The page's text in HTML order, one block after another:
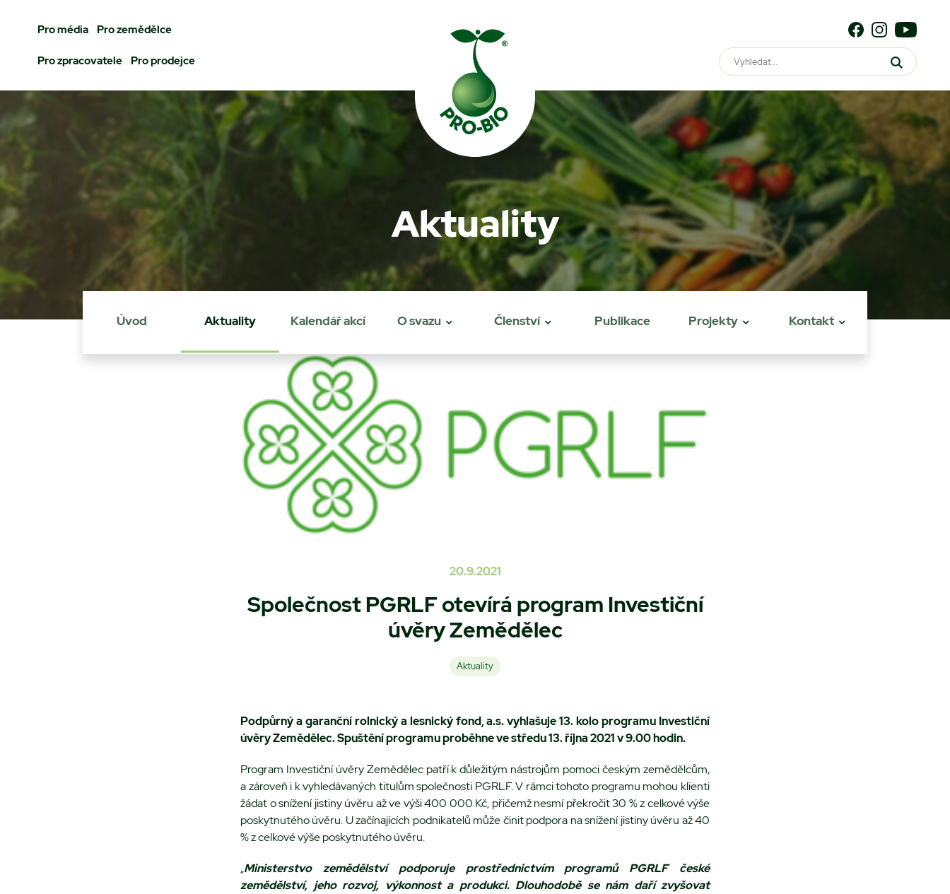
Prohledat PRO-BIO
Pro média Pro zemědělce
Pro zpracovatele Pro prodejce
Aktuality
Úvod Aktuality Kalendář akcí O svazu Členství Publikace Projekty Kontakt
20.9.2021
Společnost PGRLF otevírá program Investiční
úvěry Zemědělec
Aktuality
Podpůrný a garanční rolnický a lesnický fond, a.s. vyhlašuje 13. kolo programu Investiční
úvěry Zemědělec. Spuštění programu proběhneve středu 13. října 2021 v 9.00 hodin.
Program Investiční úvěry Zemědělec patří k důležitým nástrojům pomoci českým zemědělcům,
a zároveň i k vyhledávaných titulům společnosti PGRLF. V rámci tohoto programu mohou klienti
žádat o snížení jistiny úvěru až ve výši 400 000 Kč, přičemž nesmí překročit 30 % z celkové výše
poskytnutého úvěru. U začínajících podnikatelů může činit podpora na snížení jistiny úvěru až 40
% z celkové výše poskytnutého úvěru.
„Ministerstvo zemědělství podporuje
prostřednictvím programů PGRLF české
zemědělství, jeho rozvoj, výkonnost a produkci. Dlouhodobě se nám daří zvyšovat